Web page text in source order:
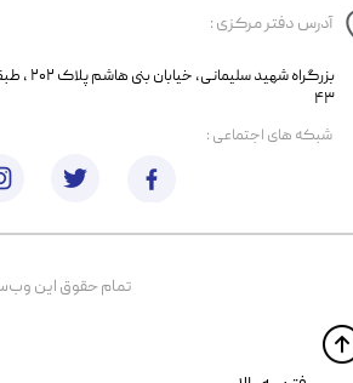
آدرس دفتر مرکزی :
​​بزرگراه شهید
۴۳
تمام حقوق اين
​شبکه های اجتماعی :